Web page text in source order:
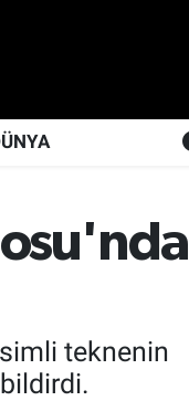
teknenin